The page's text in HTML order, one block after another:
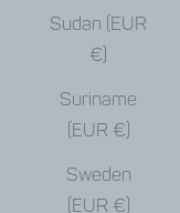
Sudan (EUR
€)
Suriname
(EUR €)
Sweden
(EUR €)